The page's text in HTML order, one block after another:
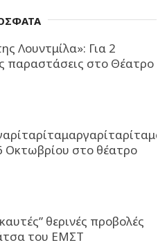
Λουντμίλα»: Για 2
παραστάσεις στο Θέατρο
Οκτωβρίου στο θέατρο
θερινές προβολές
του ΕΜΣΤ